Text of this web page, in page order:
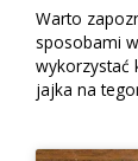
Warto
sposobami
wykorzystać
jajka na